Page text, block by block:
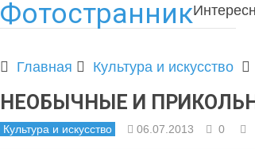
Фотостранник
Главная Культура и искусство
НЕОБЫЧНЫЕ И
Культура и искусство 06.07.2013 0